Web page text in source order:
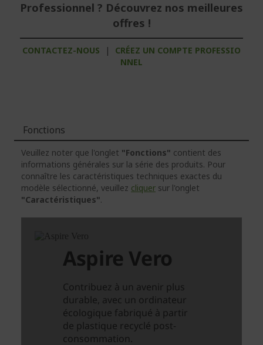
Professionnel ? Découvrez nos meilleures
offres !
CONTACTEZ-NOUS |
CRÉEZ UN COMPTE PROFESSIO
NNEL
Fonctions
Veuillez noter que l'onglet "Fonctions" contient des
informations générales sur la série des produits. Pour
connaître les caractéristiques techniques exactes du
modèle sélectionné, veuillez cliquer sur l'onglet
"Caractéristiques".